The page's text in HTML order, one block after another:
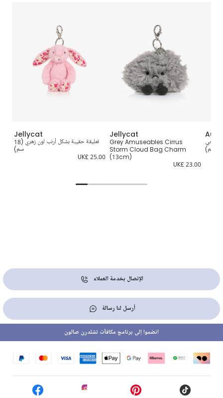
Jellycat
تعليقة حقيبة بشكل أرنب لون زهري (18
سم)
UK£ 25.00
Jellycat
Grey Amuseables Cirrus
Storm Cloud Bag Charm
(13cm)
UK£ 23.00
الإتصال بخدمة العملاء
أرسل لنا رسالة
انضموا إلى برنامج مكافآت تشلدرن صالون